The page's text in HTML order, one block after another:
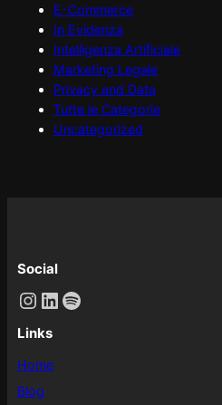
E-Commerce
In Evidenza
Intelligenza Artificiale
Marketing Legale
Privacy and Data
Tutte le Categorie
Uncategorized
Social
Instagram LinkedIn Spotify
Links
Home
Blog